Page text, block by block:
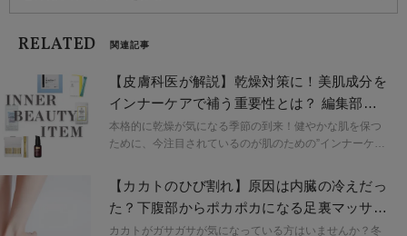
RELATED 関連記事
【皮膚科医が解説】乾燥対策に！美肌成分を
インナーケアで補う重要性とは？ 編集部厳
選アイテムも紹介
本格的に乾燥が気になる季節の到来！健やかな肌を保つ
ために、今注目されているのが肌のための”インナーケ
ニック中目黒 総院長 髙瀬聡子先生に伺いました。編集部
厳選アイテムもぜひチェックしてみてくださいね。
【カカトのひび割れ】原因は内臓の冷えだっ
た？下腹部からポカポカになる足裏マッサー
ジ
カカトがガサガサが気になっている方はいませんか？冬